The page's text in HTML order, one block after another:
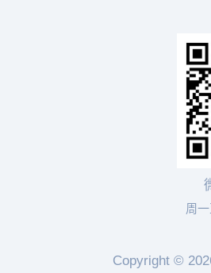
周
Copyright ©